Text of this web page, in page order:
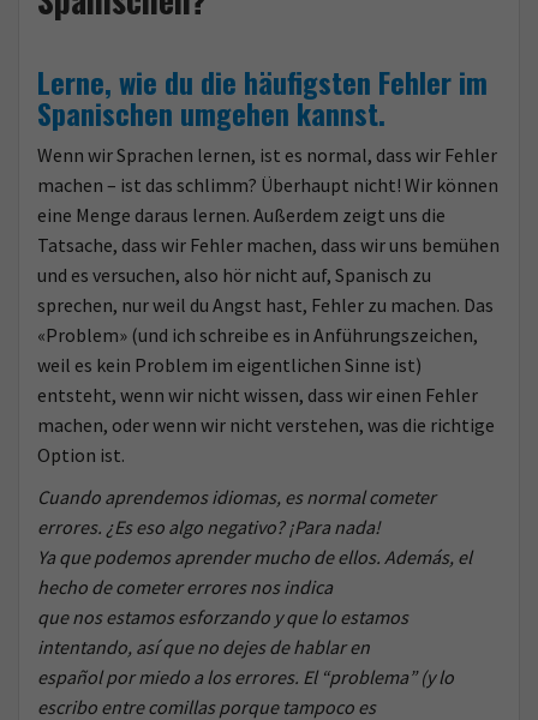
Lerne, wie du die häufigsten Fehler im
Spanischen umgehen kannst.
Wenn wir Sprachen lernen, ist es normal, dass wir Fehler
machen – ist das schlimm? Überhaupt nicht! Wir können
eine Menge daraus lernen. Außerdem zeigt uns die
Tatsache, dass wir Fehler machen, dass wir uns bemühen
und es versuchen, also hör nicht auf, Spanisch zu
sprechen, nur weil du Angst hast, Fehler zu machen. Das
«Problem» (und ich schreibe es in Anführungszeichen,
weil es kein Problem im eigentlichen Sinne ist)
entsteht, wenn wir nicht wissen, dass wir einen Fehler
machen, oder wenn wir nicht verstehen, was die richtige
Option ist.
Cuando aprendemos idiomas, es normal cometer
errores. ¿Es eso algo negativo? ¡Para nada!
Ya que podemos aprender mucho de ellos. Además, el
hecho de cometer errores nos indica
que nos estamos esforzando y que lo estamos
intentando, así que no dejes de hablar en
español por miedo a los errores. El “problema” (y lo
escribo entre comillas porque tampoco es
o